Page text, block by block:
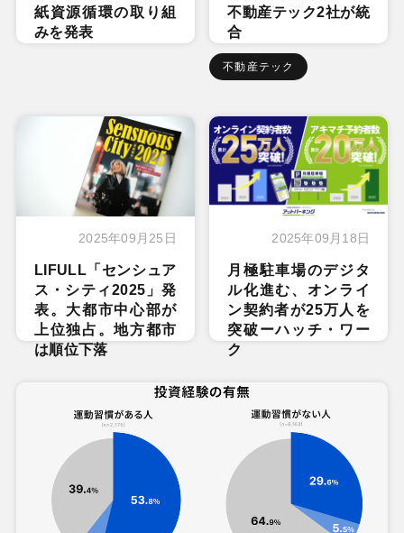
紙資源循環の取り組
みを発表
不動産テック2社が統
合
不動産テック
2025年09月25日
LIFULL「センシュア
ス・シティ2025」発
表。大都市中心部が
上位独占。地方都市
は順位下落
2025年09月18日
月極駐車場のデジタ
ル化進む、オンライ
ン契約者が25万人を
突破ーハッチ・ワー
ク